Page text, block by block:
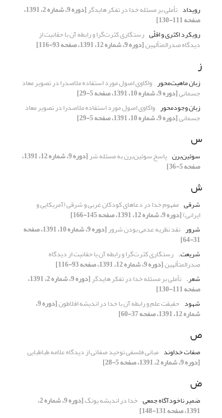
رویداد تأملی بر مسئله خدا در تفکر هایدگر [دوره 9، شماره 2، 1391،
صفحه 111-130]
رویکرد اکثری و اقلّی رستگاری کثرت‌گرا و رابطه آن با حقانیت از
دیدگاه صدرالمتألهین[دوره 9، شماره 12، 1391، صفحه 93-116]
ز
زبان ماهیت‌محور واکاوی اصول مورد استفاده ملاصدرا در تصویر معاد
جسمانی[دوره 9، شماره 10، 1391، صفحه 5-29]
زبان وجودمحور واکاوی اصول مورد استفاده ملاصدرا در تصویر معاد
جسمانی[دوره 9، شماره 10، 1391، صفحه 5-29]
س
سوئین‌برن پاسخ سوئین‌برن به مسئله شر [دوره 9، شماره 12، 1391،
صفحه 5-36]
ش
شرقی مفهوم خدا در دعاهای کودکان غربی و شرقی (آمریکایی و
ایرانی)[دوره 9، شماره 12، 1391، صفحه 145-166]
شرور نقد نظریه عدمی بودن شرور [دوره 9، شماره 10، 1391، صفحه
31-64]
شریعت. رستگاری کثرت‌گرا و رابطه آن با حقانیت از دیدگاه
صدرالمتألهین[دوره 9، شماره 12، 1391، صفحه 93-116]
شعر. تأملی بر مسئله خدا در تفکر هایدگر [دوره 9، شماره 2، 1391،
صفحه 111-130]
شهود حقیقت علم و رابطه آن با خدا در اندیشه افلاطون [دوره 9،
شماره 12، 1391، صفحه 37-60]
ص
صفات خداوند مبانی فلسفی توحید صفاتی از دیدگاه علامه طباطبایی
[دوره 9، شماره 2، 1391، صفحه 5-28]
ض
ضمیر ناخودآگاه جمعی خدا در اندیشه یونگ [دوره 9، شماره 2،
1391، صفحه 131-148]